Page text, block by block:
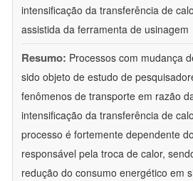
intensificação da transferência de
assistida da ferramenta de usinagem
Resumo: Processos com mudança
sido objeto de estudo de
fenômenos de transporte em razão
intensificação da transferência de
processo é fortemente dependente
responsável pela troca de calor,
redução do consumo energético em